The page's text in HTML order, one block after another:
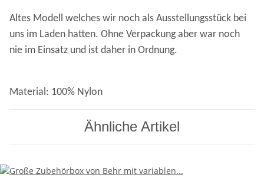
Altes Modell welches wir noch als Ausstellungsstück bei
uns im Laden hatten. Ohne Verpackung aber war noch
nie im Einsatz und ist daher in Ordnung.
Material: 100% Nylon
Ähnliche Artikel